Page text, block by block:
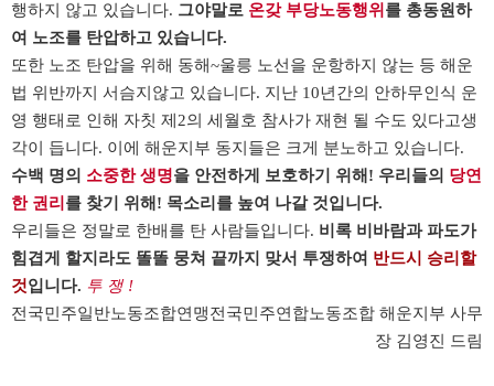
행하지 않고 있습니다. 그야말로 온갖 부당노동행위 를 총동원하
여 노조를 탄압하고 있습니다.
또한 노조 탄압을 위해 동해~울릉 노선을 운항하지 않는 등 해운
법 위반까지 서슴지않고 있습니다. 지난 10년간의 안하무인식 운
영 행태로 인해 자칫 제 2의 세월호 참사가 재현 될 수도 있다고생
각이 듭니다. 이에 해운지부 동지들은 크게 분노하고 있습니다.
수백 명의 소중한 생명을 안전하게 보호하기 위해 ! 우리들의 당연
한 권리 를 찾기 위해 ! 목소리를 높여 나갈 것입니다.
우리들은 정말로 한배를 탄 사람들입니다. 비록 비바람과 파도가
힘겹게 할지라도 똘똘 뭉쳐 끝까지 맞서 투쟁하여 반드시 승리할
것입니다. 투 쟁 !
전국민주일반노동조합연맹전국민주연합노동조합 해운지부 사무
장 김영진 드림